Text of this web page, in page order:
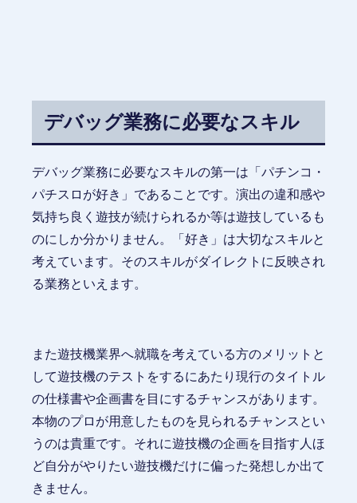
デバッグ業務に必要なスキル
デバッグ業務に必要なスキルの第一は「パチンコ・
パチスロが好き」であることです。演出の違和感や
気持ち良く遊技が続けられるか等は遊技しているも
のにしか分かりません。「好き」は大切なスキルと
考えています。そのスキルがダイレクトに反映され
る業務といえます。
また遊技機業界へ就職を考えている方のメリットと
して遊技機のテストをするにあたり現行のタイトル
の仕様書や企画書を目にするチャンスがあります。
本物のプロが用意したものを見られるチャンスとい
うのは貴重です。それに遊技機の企画を目指す人ほ
ど自分がやりたい遊技機だけに偏った発想しか出て
きません。